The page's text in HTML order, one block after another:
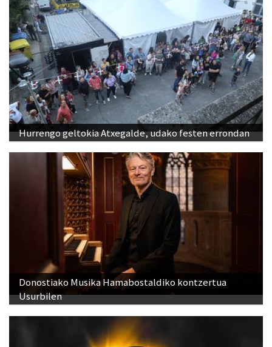
Hurrengo geltokia Atxegalde, udako festen errondan
Donostiako Musika Hamabostaldiko kontzertua
Usurbilen